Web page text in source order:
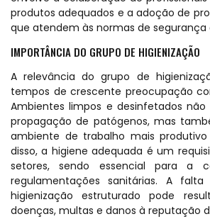
produtos adequados e a adoção de
que atendem às normas de segurança
IMPORTÂNCIA DO GRUPO DE HIGIENIZAÇÃO
A relevância do grupo de
tempos de crescente preocupação
Ambientes limpos e desinfetados
propagação de patógenos, mas
ambiente de trabalho mais
disso, a higiene adequada é um
setores, sendo essencial para a
regulamentações sanitárias. A
higienização estruturado pode
doenças, multas e danos à reputação